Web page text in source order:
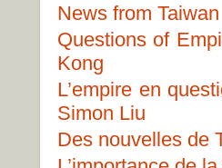
News from Taiwan
Questions of
Kong
L’empire en
Simon Liu
Des nouvelles de